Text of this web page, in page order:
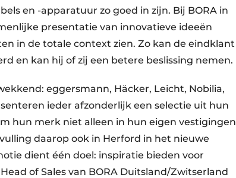
en -apparatuur zo goed in zijn. Bij BORA in
presentatie van innovatieve ideeën
in de totale context zien. Zo kan de eindklant
en kan hij of zij een betere beslissing nemen.
eggersmann, Häcker, Leicht, Nobilia,
ieder afzonderlijk een selectie uit hun
hun merk niet alleen in hun eigen vestigingen
daarop ook in Herford in het nieuwe
dient één doel: inspiratie bieden voor
of Sales van BORA Duitsland/Zwitserland